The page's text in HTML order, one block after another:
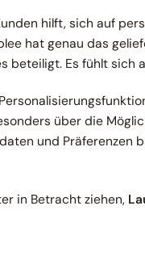
hilft, sich auf
hat genau das
beteiligt. Es fühlt sich
über die
und Präferenzen
in Betracht ziehen,